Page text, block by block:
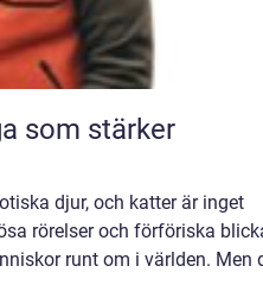
som stärker
djur, och katter är inget
rörelser och förföriska
runt om i världen. Men